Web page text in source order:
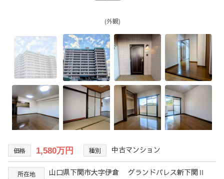
(外観)
価格 1,580万円 種別 中古マンション
所在地 山口県下関市大字伊倉 グランドパレス新下関Ⅱ